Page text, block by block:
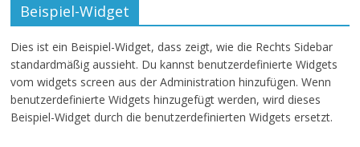
Beispiel-Widget
Dies ist ein Beispiel-Widget, dass zeigt, wie die Rechts Sidebar
standardmäßig aussieht. Du kannst benutzerdefinierte Widgets
vom widgets screen aus der Administration hinzufügen. Wenn
benutzerdefinierte Widgets hinzugefügt werden, wird dieses
Beispiel-Widget durch die benutzerdefinierten Widgets ersetzt.